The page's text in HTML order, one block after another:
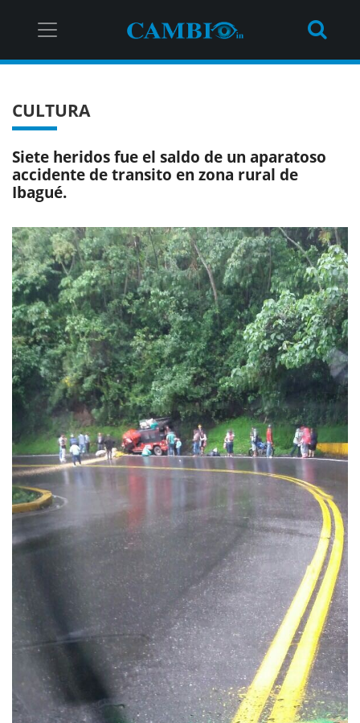
CULTURA
Siete heridos fue el saldo de un aparatoso
accidente de transito en zona rural de
Ibagué.